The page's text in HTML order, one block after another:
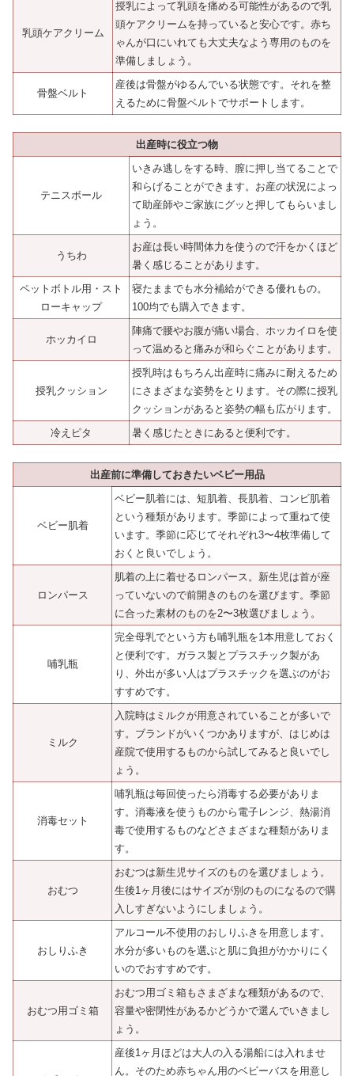
乳頭ケアクリーム
授乳によって乳頭を痛める可能性があるので乳
頭ケアクリームを持っていると安心です。赤ち
ゃんが口にいれても大丈夫なよう専用のものを
準備しましょう。
骨盤ベルト
産後は骨盤がゆるんでいる状態です。それを整
えるために骨盤ベルトでサポートします。
出産時に役立つ物
テニスボール
いきみ逃しをする時、膣に押し当てることで
和らげることができます。お産の状況によっ
て助産師やご家族にグッと押してもらいまし
ょう。
うちわ
お産は長い時間体力を使うので汗をかくほど
暑く感じることがあります。
ペットボトル用・スト
ローキャップ
寝たままでも水分補給ができる優れもの。
100均でも購入できます。
ホッカイロ
陣痛で腰やお腹が痛い場合、ホッカイロを使
って温めると痛みが和らぐことがあります。
授乳クッション
授乳時はもちろん出産時に痛みに耐えるため
にさまざまな姿勢をとります。その際に授乳
クッションがあると姿勢の幅も広がります。
冷えピタ
暑く感じたときにあると便利です。
出産前に準備しておきたいベビー用品
ベビー肌着
ベビー肌着には、短肌着、長肌着、コンビ肌着
という種類があります。季節によって重ねて使
います。季節に応じてそれぞれ3〜4枚準備して
おくと良いでしょう。
ロンパース
肌着の上に着せるロンパース。新生児は首が座
っていないので前開きのものを選びます。季節
に合った素材のものを2〜3枚選びましょう。
哺乳瓶
完全母乳でという方も哺乳瓶を1本用意しておく
と便利です。ガラス製とプラスチック製があ
り、外出が多い人はプラスチックを選ぶのがお
すすめです。
ミルク
入院時はミルクが用意されていることが多いで
す。ブランドがいくつかありますが、はじめは
産院で使用するものから試してみると良いでし
ょう。
消毒セット
哺乳瓶は毎回使ったら消毒する必要がありま
す。消毒液を使うものから電子レンジ、熱湯消
毒で使用するものなどさまざまな種類がありま
す。
おむつ
おむつは新生児サイズのものを選びましょう。
生後1ヶ月後にはサイズが別のものになるので購
入しすぎないようにしましょう。
おしりふき
アルコール不使用のおしりふきを用意します。
水分が多いものを選ぶと肌に負担がかかりにく
いのでおすすめです。
おむつ用ゴミ箱
おむつ用ゴミ箱もさまざまな種類があるので、
容量や密閉性があるかどうかで選んでいきまし
ょう。
産後1ヶ月ほどは大人の入る湯船には入れませ
ん。そのため赤ちゃん用のベビーバスを用意し